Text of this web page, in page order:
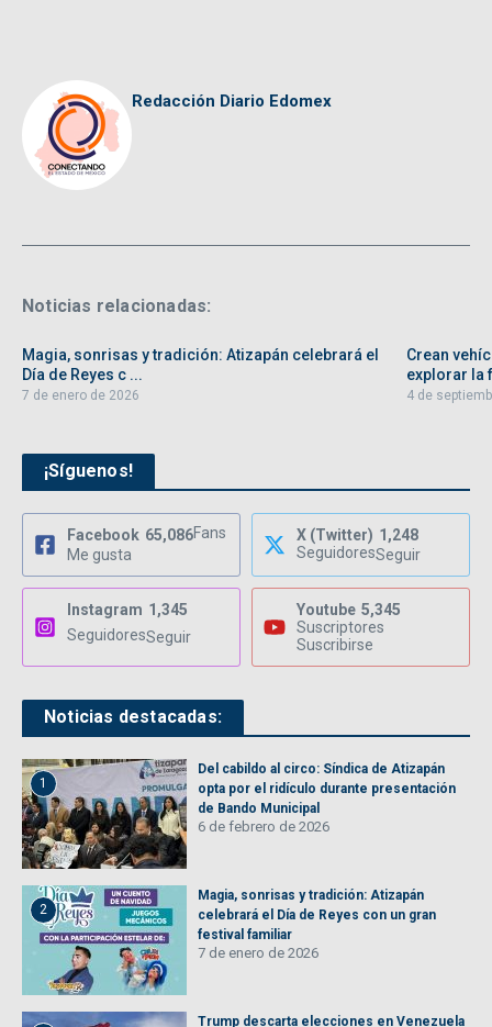
Redacción Diario Edomex
Noticias relacionadas:
Magia, sonrisas y tradición: Atizapán celebrará el
Día de Reyes c ...
7 de enero de 2026
Crean
explorar la
4 de
¡Síguenos!
Facebook 65,086Fans
Me gusta
X (Twitter) 1,248
SeguidoresSeguir
Instagram 1,345
SeguidoresSeguir
Youtube 5,345
Suscriptores
Suscribirse
Noticias destacadas:
1
Del cabildo al circo: Síndica de Atizapán
opta por el ridículo durante presentación
de Bando Municipal
6 de febrero de 2026
2
Magia, sonrisas y tradición: Atizapán
celebrará el Día de Reyes con un gran
festival familiar
7 de enero de 2026
Trump descarta elecciones en Venezuela